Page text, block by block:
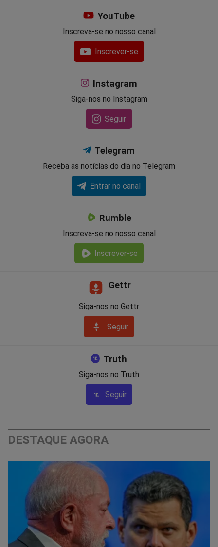
YouTube
Inscreva-se no nosso canal
Inscrever-se
Instagram
Siga-nos no Instagram
Seguir
Telegram
Receba as notícias do dia no Telegram
Entrar no canal
Rumble
Inscreva-se no nosso canal
Inscrever-se
Gettr
Siga-nos no Gettr
Seguir
Truth
Siga-nos no Truth
Seguir
DESTAQUE AGORA